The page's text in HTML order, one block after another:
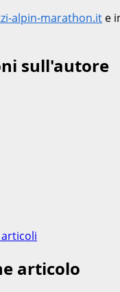
alpin-marathon.it e
sull'autore
articolo